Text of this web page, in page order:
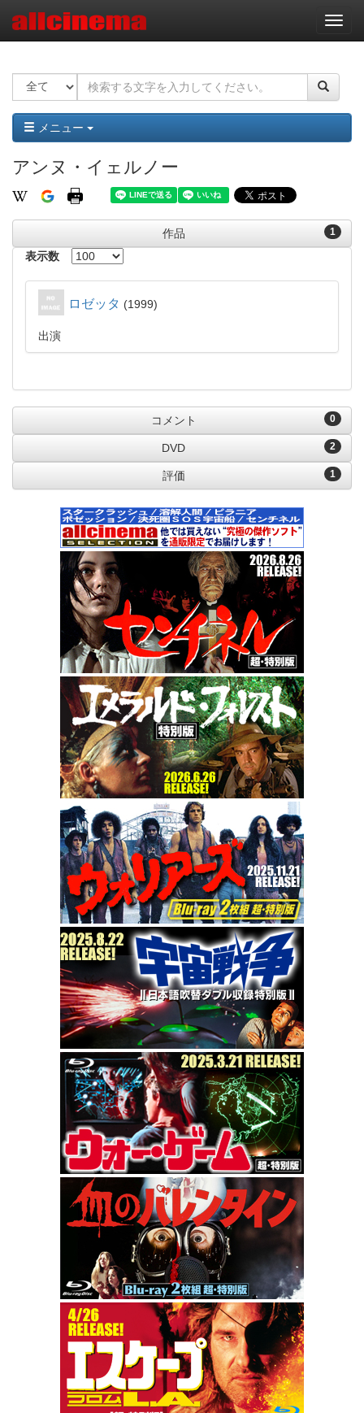
ナ
ビ
ー
ョ
ン
メニュー
アンヌ・イェルノー
1
作品
表示数
ロゼッタ 1999
出演
0
コメント
2
DVD
1
評価